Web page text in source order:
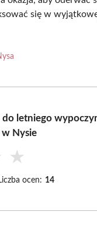
się w
do letniego
w Nysie
★
ocen: 14